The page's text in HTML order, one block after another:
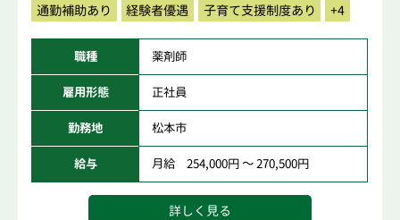
通勤補助あり 経験者優遇 子育て支援制度あり +4
職種 薬剤師
雇用形態 正社員
勤務地 松本市
給与 月給 254,000円 ～ 270,500円
詳しく見る